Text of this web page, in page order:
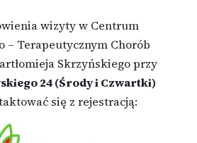
wizyty w Centrum
– Terapeutycznym Chorób
Skrzyńskiego przy
24 (Środy i Czwartki)
się z rejestracją: